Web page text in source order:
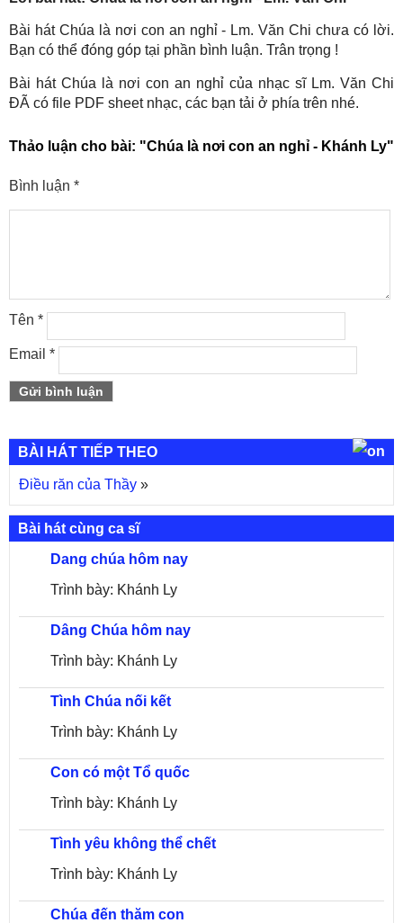
Bài hát Chúa là nơi con an nghỉ - Lm. Văn Chi chưa có lời.
Bạn có thể đóng góp tại phần bình luận. Trân trọng !
Bài hát Chúa là nơi con an nghỉ của nhạc sĩ Lm. Văn Chi
ĐÃ có file PDF sheet nhạc, các bạn tải ở phía trên nhé.
Thảo luận cho bài: "Chúa là nơi con an nghỉ - Khánh Ly"
Bình luận *
Tên *
Email *
BÀI HÁT TIẾP THEO
Điều răn của Thầy »
Bài hát cùng ca sĩ
Dang chúa hôm nay
Trình bày: Khánh Ly
Dâng Chúa hôm nay
Trình bày: Khánh Ly
Tình Chúa nối kết
Trình bày: Khánh Ly
Con có một Tổ quốc
Trình bày: Khánh Ly
Tình yêu không thể chết
Trình bày: Khánh Ly
Chúa đến thăm con